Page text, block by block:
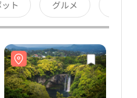
ト グルメ